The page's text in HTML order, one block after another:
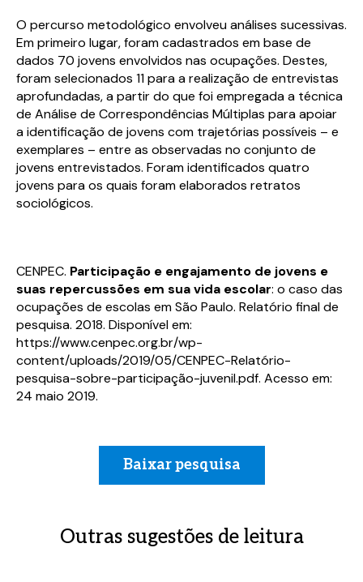
O percurso metodológico envolveu análises sucessivas.
Em primeiro lugar, foram cadastrados em base de
dados 70 jovens envolvidos nas ocupações. Destes,
foram selecionados 11 para a realização de entrevistas
aprofundadas, a partir do que foi empregada a técnica
de Análise de Correspondências Múltiplas para apoiar
a identificação de jovens com trajetórias possíveis – e
exemplares – entre as observadas no conjunto de
jovens entrevistados. Foram identificados quatro
jovens para os quais foram elaborados retratos
sociológicos.
CENPEC. Participação e engajamento de jovens e
suas repercussões em sua vida escolar: o caso das
ocupações de escolas em São Paulo. Relatório final de
pesquisa. 2018. Disponível em:
https://www.cenpec.org.br/wp-
content/uploads/2019/05/CENPEC-Relatório-
pesquisa-sobre-participação-juvenil.pdf. Acesso em:
24 maio 2019.
Baixar pesquisa
Outras sugestões de leitura